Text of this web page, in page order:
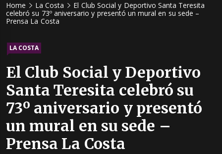
Home La Costa
El Club Social y Deportivo Santa Teresita
celebró su 73º aniversario y presentó un mural en su sede –
Prensa La Costa
LA COSTA
El Club Social y Deportivo
Santa Teresita celebró su
73º aniversario y presentó
un mural en su sede –
Prensa La Costa